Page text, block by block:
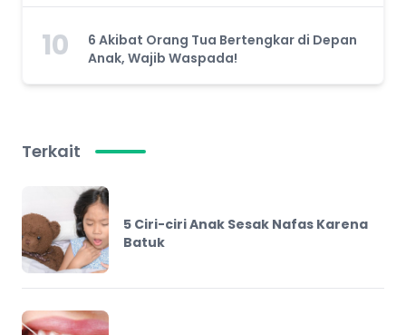
10
6 Akibat Orang Tua Bertengkar di Depan
Anak, Wajib Waspada!
Terkait
5 Ciri-ciri Anak Sesak Nafas Karena
Batuk